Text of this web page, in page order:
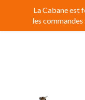
contenu
La Cabane est
les